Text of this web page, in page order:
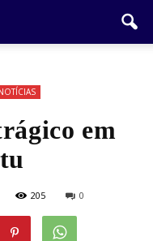
em
205 0